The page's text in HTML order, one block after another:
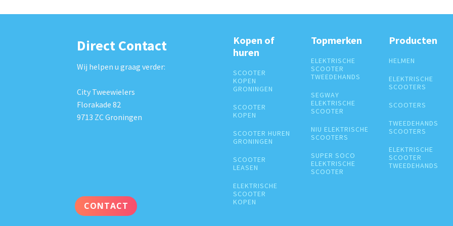
Direct Contact
Wij helpen u graag verder:
City Tweewielers
Florakade 82
9713 ZC Groningen
CONTACT
Kopen of
huren
SCOOTER
KOPEN
GRONINGEN
SCOOTER
KOPEN
SCOOTER HUREN
GRONINGEN
SCOOTER
LEASEN
ELEKTRISCHE
SCOOTER
KOPEN
Topmerken
ELEKTRISCHE
SCOOTER
TWEEDEHANDS
SEGWAY
ELEKTRISCHE
SCOOTER
NIU ELEKTRISCHE
SCOOTERS
SUPER SOCO
ELEKTRISCHE
SCOOTER
Producten
HELMEN
ELEKTRISCHE
SCOOTERS
SCOOTERS
TWEEDEHANDS
SCOOTERS
ELEKTRISCHE
SCOOTER
TWEEDEHANDS